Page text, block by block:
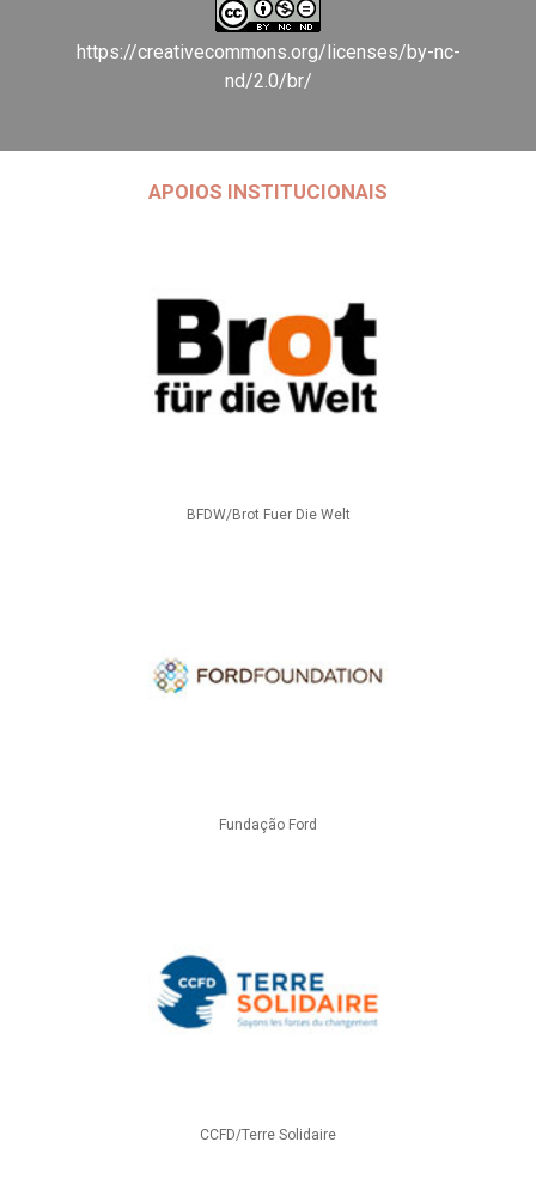
https://creativecommons.org/licenses/by-nc-
nd/2.0/br/
APOIOS INSTITUCIONAIS
BFDW/Brot Fuer Die Welt
Fundação Ford
CCFD/Terre Solidaire